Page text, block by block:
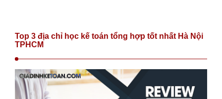
Top 3 địa chỉ học kế toán tổng hợp tốt nhất Hà Nội
TPHCM